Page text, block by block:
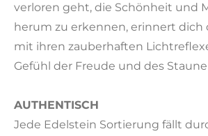
verloren geht, die Schönheit und
herum zu erkennen, erinnert dich
mit ihren zauberhaften
Gefühl der Freude und des
AUTHENTISCH
Jede Edelstein Sortierung fällt